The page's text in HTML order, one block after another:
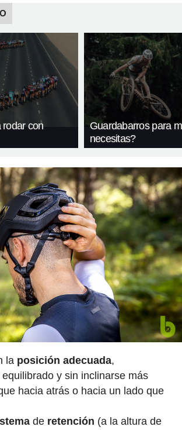
rodar con
Guardabarros para
necesitas?
la posición adecuada,
y sin inclinarse más
hacia atrás o hacia un lado que
de retención (a la altura de